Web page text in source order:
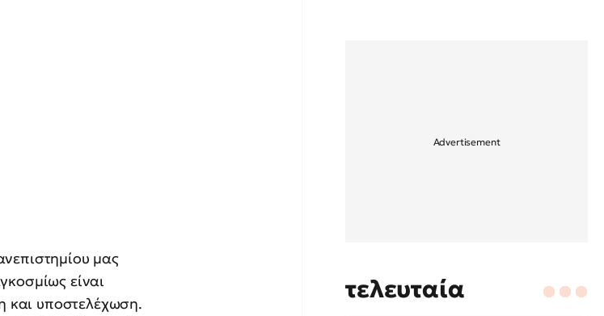
μας
είναι
και υποστελέχωση.
τελευταία